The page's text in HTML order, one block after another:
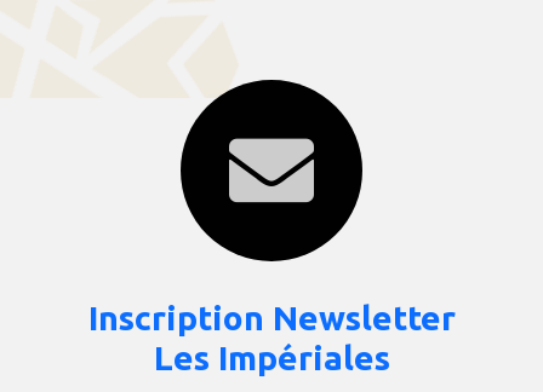
Inscription Newsletter
Les Impériales